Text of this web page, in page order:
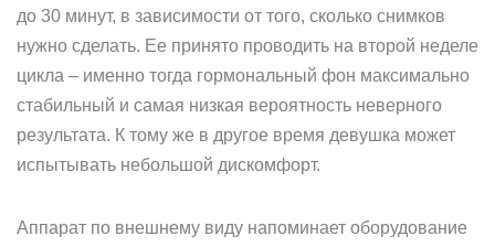
до 30 минут, в зависимости от того, сколько снимков
нужно сделать. Ее принято проводить на второй неделе
цикла – именно тогда гормональный фон максимально
стабильный и самая низкая вероятность неверного
результата. К тому же в другое время девушка может
испытывать небольшой дискомфорт.
Аппарат по внешнему виду напоминает оборудование